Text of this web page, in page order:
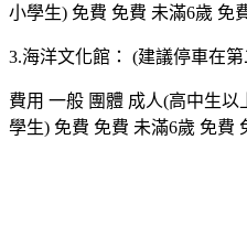
小學生) 免費 免費 未滿6歲 免
3.海洋文化館： (建議停車在
費用 一般 團體 成人(高中生以
學生) 免費 免費 未滿6歲 免費